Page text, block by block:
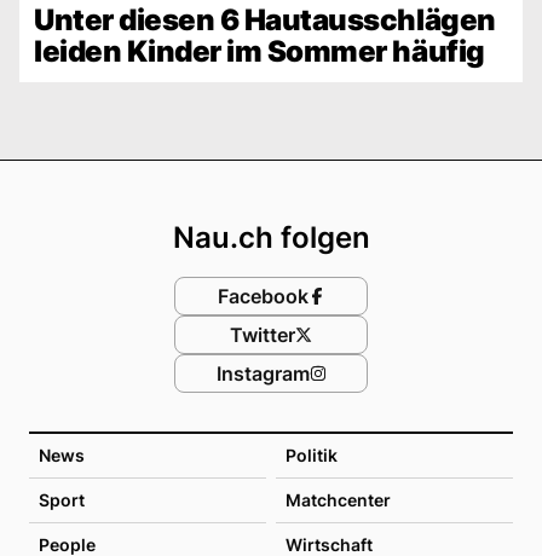
Unter diesen 6 Hautausschlägen
leiden Kinder im Sommer häufig
News Politik
Sport Matchcenter
People Wirtschaft
Nau.ch folgen
Facebook
Twitter
Instagram